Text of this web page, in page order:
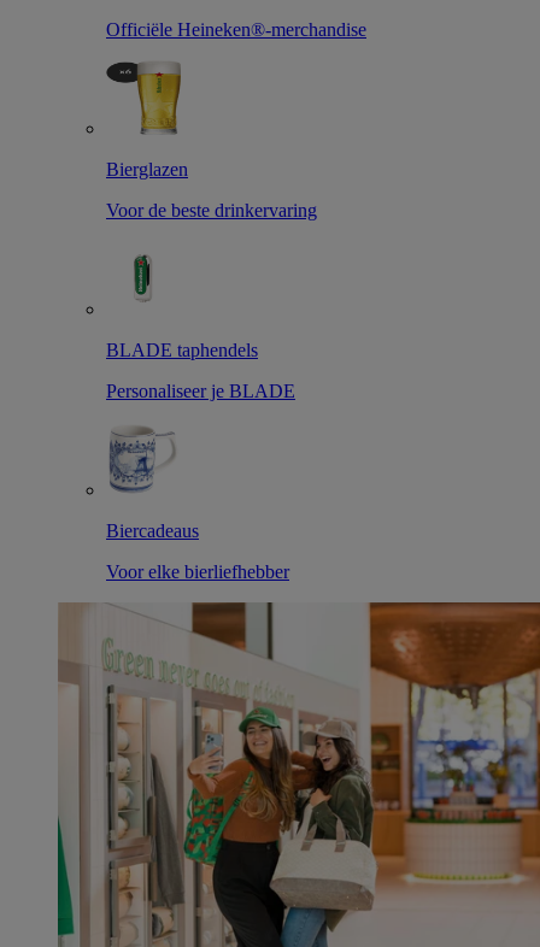
Officiële Heineken®-merchandise
Bierglazen
Voor de beste drinkervaring
BLADE taphendels
Personaliseer je BLADE
Biercadeaus
Voor elke bierliefhebber